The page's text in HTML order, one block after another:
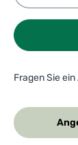
Fragen Sie